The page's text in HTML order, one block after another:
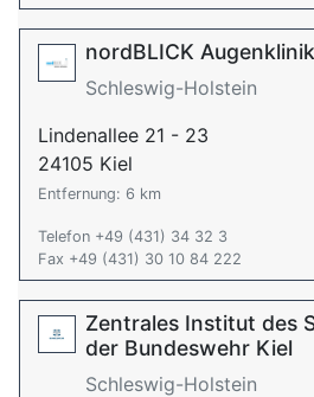
nordBLICK
Schleswig-Holstein
Lindenallee 21 - 23
24105 Kiel
Entfernung: 6 km
Telefon +49 (431) 34 32 3
Fax +49 (431) 30 10 84 222
Zentrales Institut des
der Bundeswehr Kiel
Schleswig-Holstein